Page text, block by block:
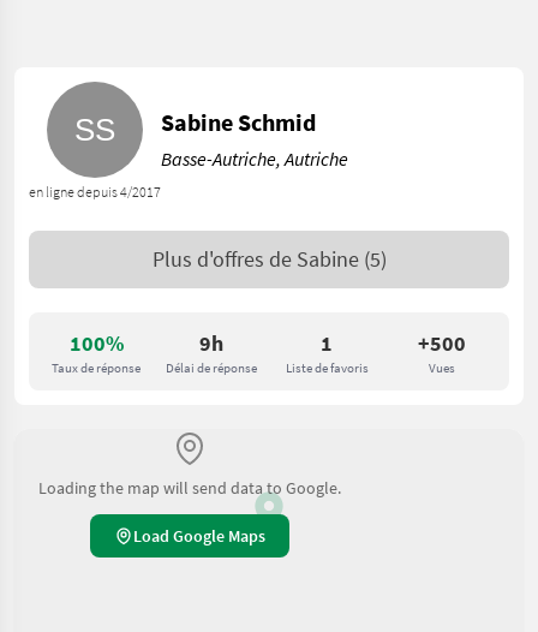
100%
Taux de réponse
9h
Délai de réponse
1
Liste de favoris
+500
Vues
en ligne depuis 4/2017
Sabine Schmid
Basse-Autriche, Autriche
Plus d'offres de Sabine (5)
Loading the map will send data to Google.
Load Google Maps